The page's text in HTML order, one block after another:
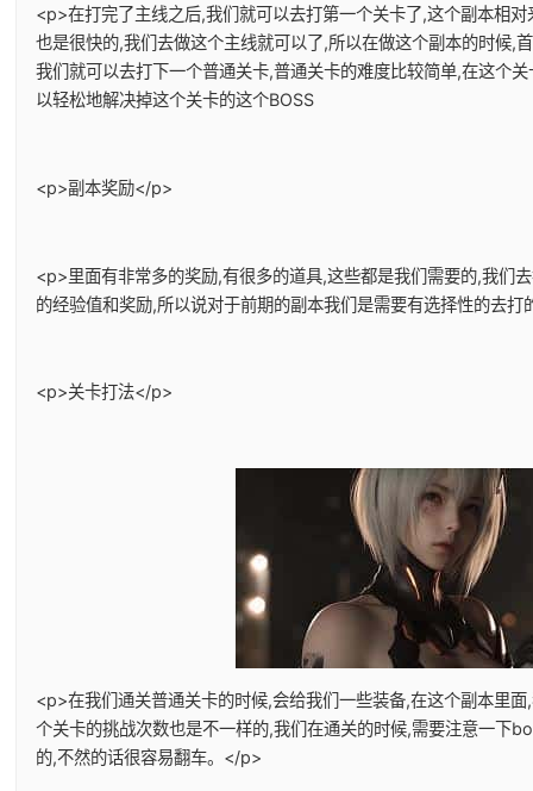
<p>在打完了主线之后,我们就可以去打第一个关卡了,这个副本相
也是很快的,我们去做这个主线就可以了,所以在做这个副本的时候,
我们就可以去打下一个普通关卡,普通关卡的难度比较简单,在这个
以轻松地解决掉这个关卡的这个BOSS
<p>副本奖励</p>
<p>里面有非常多的奖励,有很多的道具,这些都是我们需要的,我们
的经验值和奖励,所以说对于前期的副本我们是需要有选择性的去打
<p>关卡打法</p>
<p>在我们通关普通关卡的时候,会给我们一些装备,在这个副本里
个关卡的挑战次数也是不一样的,我们在通关的时候,需要注意一下
的,不然的话很容易翻车。</p>